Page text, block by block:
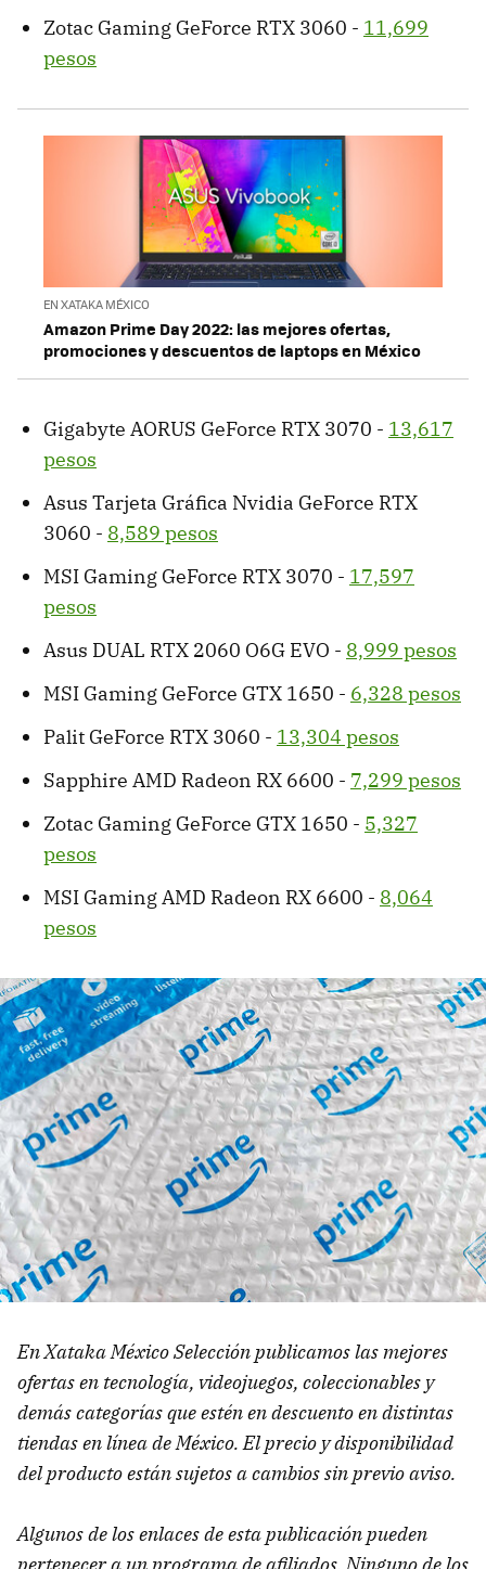
Zotac Gaming GeForce RTX 3060 - 11,699
pesos
EN XATAKA MÉXICO
Amazon Prime Day 2022: las mejores ofertas,
promociones y descuentos de laptops en México
Gigabyte AORUS GeForce RTX 3070 - 13,617
pesos
Asus Tarjeta Gráfica Nvidia GeForce RTX
3060 - 8,589 pesos
MSI Gaming GeForce RTX 3070 - 17,597
pesos
Asus DUAL RTX 2060 O6G EVO - 8,999 pesos
MSI Gaming GeForce GTX 1650 - 6,328 pesos
Palit GeForce RTX 3060 - 13,304 pesos
Sapphire AMD Radeon RX 6600 - 7,299 pesos
Zotac Gaming GeForce GTX 1650 - 5,327
pesos
MSI Gaming AMD Radeon RX 6600 - 8,064
pesos
En Xataka México Selección publicamos las mejores
ofertas en tecnología, videojuegos, coleccionables y
demás categorías que estén en descuento en distintas
tiendas en línea de México. El precio y disponibilidad
del producto están sujetos a cambios sin previo aviso.
Algunos de los enlaces de esta publicación pueden
pertenecer a un programa de afiliados. Ninguno de los